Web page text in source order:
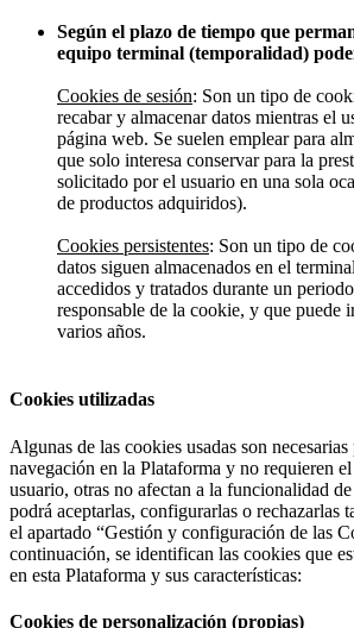
Según el plazo de tiempo que
equipo terminal (temporalidad)
Cookies de sesión: Son un tipo de
recabar y almacenar datos mientras el
página web. Se suelen emplear para
que solo interesa conservar para la
solicitado por el usuario en una sola
de productos adquiridos).
Cookies persistentes: Son un tipo de
datos siguen almacenados en el
accedidos y tratados durante un
responsable de la cookie, y que puede
varios años.
Cookies utilizadas
Algunas de las cookies usadas son
navegación en la Plataforma y no requieren
usuario, otras no afectan a la funcionalidad
podrá aceptarlas, configurarlas o rechazarlas
el apartado “Gestión y configuración de las
continuación, se identifican las cookies que
en esta Plataforma y sus características:
Cookies de personalización (propias)